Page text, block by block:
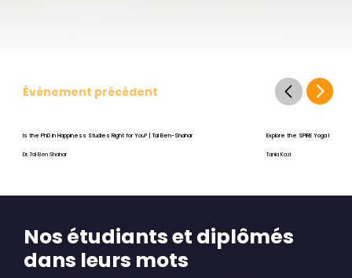
Nos étudiants et diplômés
dans leurs mots
Événement précédent
Is the PhD in Happiness Studies Right for You? | Tal Ben-Shahar
Dr. Tal Ben Shahar
Explore the SPIRE Yoga Program
Tania Kazi